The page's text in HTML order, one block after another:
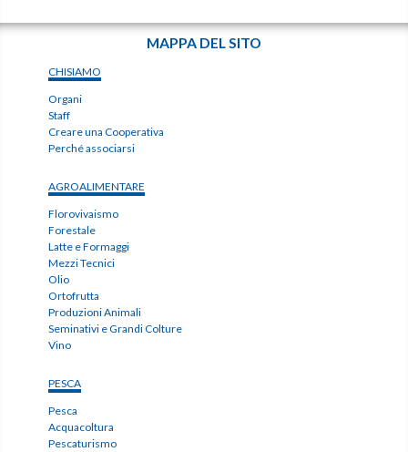
MAPPA DEL SITO
CHISIAMO
Organi
Staff
Creare una Cooperativa
Perché associarsi
AGROALIMENTARE
Florovivaismo
Forestale
Latte e Formaggi
Mezzi Tecnici
Olio
Ortofrutta
Produzioni Animali
Seminativi e Grandi Colture
Vino
PESCA
Pesca
Acquacoltura
Pescaturismo